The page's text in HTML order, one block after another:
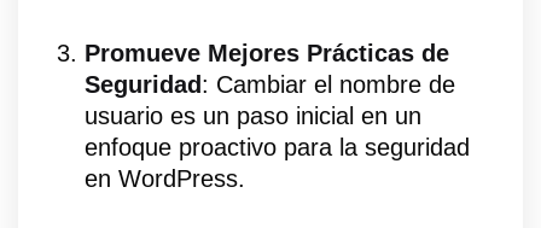
Promueve Mejores Prácticas de
Seguridad : Cambiar el nombre de
usuario es un paso inicial en un
enfoque proactivo para la seguridad
en WordPress.